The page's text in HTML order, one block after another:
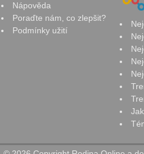
Nápověda
Poraďte nám, co zlepšit?
Podmínky užití